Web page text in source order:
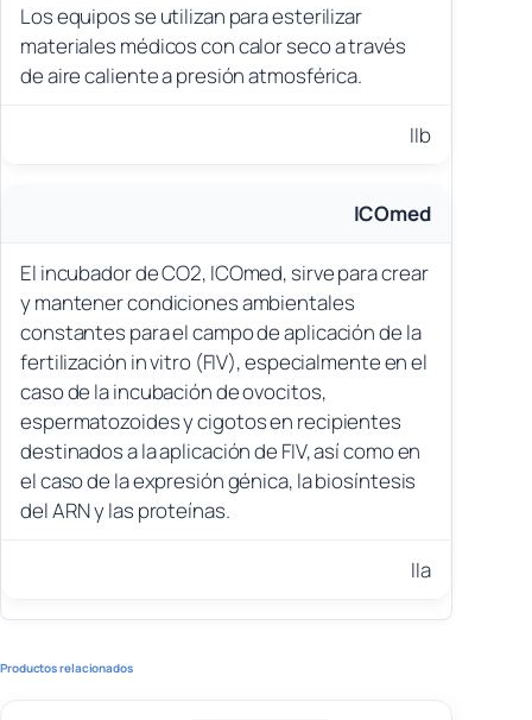
Los equipos se utilizan para esterilizar
materiales médicos con calor seco a través
de aire caliente a presión atmosférica.
IIb
ICOmed
El incubador de CO2, ICOmed, sirve para crear
y mantener condiciones ambientales
constantes para el campo de aplicación de la
fertilización in vitro (FIV), especialmente en el
caso de la incubación de ovocitos,
espermatozoides y cigotos en recipientes
destinados a la aplicación de FIV, así como en
el caso de la expresión génica, la biosíntesis
del ARN y las proteínas.
IIa
Productos relacionados